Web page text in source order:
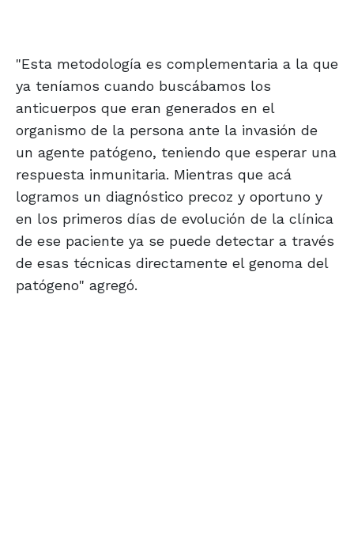
"Esta metodología es complementaria a la que
ya teníamos cuando buscábamos los
anticuerpos que eran generados en el
organismo de la persona ante la invasión de
un agente patógeno, teniendo que esperar una
respuesta inmunitaria. Mientras que acá
logramos un diagnóstico precoz y oportuno y
en los primeros días de evolución de la clínica
de ese paciente ya se puede detectar a través
de esas técnicas directamente el genoma del
patógeno" agregó.